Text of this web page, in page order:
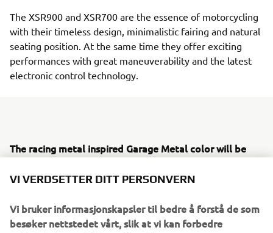
The XSR900 and XSR700 are the essence of motorcycling
with their timeless design, minimalistic fairing and natural
seating position. At the same time they offer exciting
performances with great maneuverability and the latest
electronic control technology.
The racing metal inspired Garage Metal color will be
Heritage models will be enhanced in 2019 with a
strikingGarage Metalcolor scheme, inspired by the red-
VI VERDSETTER DITT PERSONVERN
Vi bruker informasjonskapsler til bedre å forstå de som
besøker nettstedet vårt, slik at vi kan forbedre